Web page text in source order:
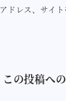
レス、サイト
この投稿へ